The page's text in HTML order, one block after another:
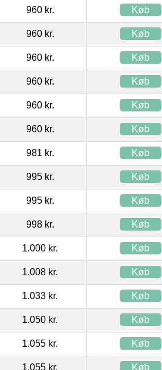
960 kr. Køb
960 kr. Køb
960 kr. Køb
960 kr. Køb
960 kr. Køb
960 kr. Køb
981 kr. Køb
995 kr. Køb
995 kr. Køb
998 kr. Køb
1.000 kr. Køb
1.008 kr. Køb
1.033 kr. Køb
1.050 kr. Køb
1.055 kr. Køb
1.055 kr. Køb